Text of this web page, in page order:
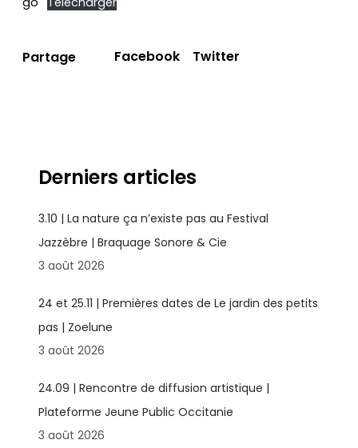
Partage Facebook Twitter
Derniers articles
3.10 | La nature ça n’existe pas au Festival
Jazzèbre | Braquage Sonore & Cie
3 août 2026
24 et 25.11 | Premières dates de Le jardin des petits
pas | Zoelune
3 août 2026
24.09 | Rencontre de diffusion artistique |
Plateforme Jeune Public Occitanie
3 août 2026